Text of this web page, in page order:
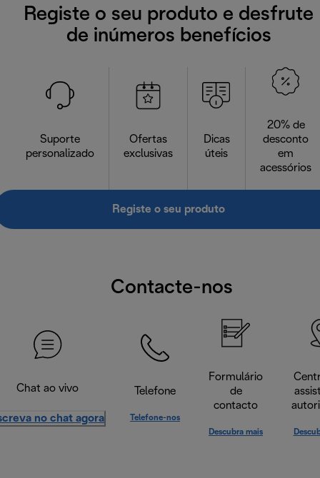
Registe o seu produto e desfrute
de inúmeros benefícios
Suporte
personalizado
Ofertas
exclusivas
Dicas
úteis
20% de
desconto
em
acessórios
Registe o seu produto
Contacte-nos
Chat ao vivo
no chat agora
Telefone
Telefone-nos
Formulário
de
contacto
Descubra mais